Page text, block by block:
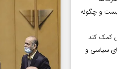
و چگونه
کمک کند
سیاسی و